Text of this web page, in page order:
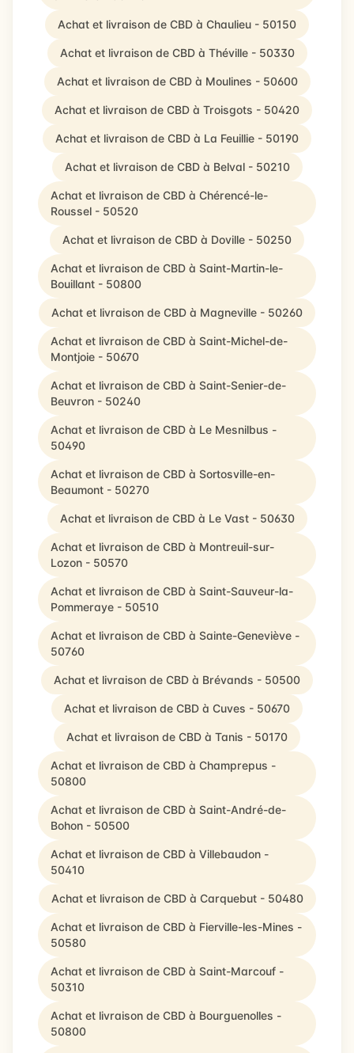
Achat et livraison de CBD à Chaulieu - 50150
Achat et livraison de CBD à Théville - 50330
Achat et livraison de CBD à Moulines - 50600
Achat et livraison de CBD à Troisgots - 50420
Achat et livraison de CBD à La Feuillie - 50190
Achat et livraison de CBD à Belval - 50210
Achat et livraison de CBD à Chérencé-le-
Roussel - 50520
Achat et livraison de CBD à Doville - 50250
Achat et livraison de CBD à Saint-Martin-le-
Bouillant - 50800
Achat et livraison de CBD à Magneville - 50260
Achat et livraison de CBD à Saint-Michel-de-
Montjoie - 50670
Achat et livraison de CBD à Saint-Senier-de-
Beuvron - 50240
Achat et livraison de CBD à Le Mesnilbus -
50490
Achat et livraison de CBD à Sortosville-en-
Beaumont - 50270
Achat et livraison de CBD à Le Vast - 50630
Achat et livraison de CBD à Montreuil-sur-
Lozon - 50570
Achat et livraison de CBD à Saint-Sauveur-la-
Pommeraye - 50510
Achat et livraison de CBD à Sainte-Geneviève -
50760
Achat et livraison de CBD à Brévands - 50500
Achat et livraison de CBD à Cuves - 50670
Achat et livraison de CBD à Tanis - 50170
Achat et livraison de CBD à Champrepus -
50800
Achat et livraison de CBD à Saint-André-de-
Bohon - 50500
Achat et livraison de CBD à Villebaudon -
50410
Achat et livraison de CBD à Carquebut - 50480
Achat et livraison de CBD à Fierville-les-Mines -
50580
Achat et livraison de CBD à Saint-Marcouf -
50310
Achat et livraison de CBD à Bourguenolles -
50800